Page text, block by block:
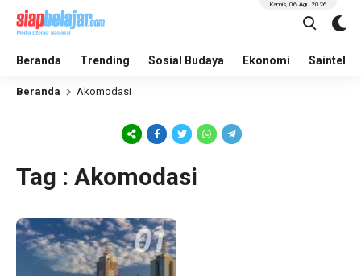
Beranda Trending Sosial Budaya Ekonomi Saintek
Kamis, 06 Agu 2026
Beranda Akomodasi
Tag : Akomodasi